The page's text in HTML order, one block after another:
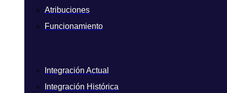
Atribuciones
Funcionamiento
Integración Actual
Integración Histórica